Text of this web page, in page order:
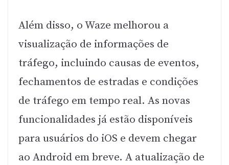
Além disso, o Waze melhorou a
visualização de informações de
tráfego, incluindo causas de eventos,
fechamentos de estradas e condições
de tráfego em tempo real. As novas
funcionalidades já estão disponíveis
para usuários do iOS e devem chegar
ao Android em breve. A atualização de